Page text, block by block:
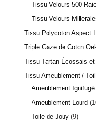
Tissu Velours 500
Tissu Velours
Tissu Polycoton Aspect
Triple Gaze de Coton
Tissu Tartan Écossais
Tissu Ameublement /
Ameublement Ignifugé
Ameublement Lourd
Toile de Jouy 9